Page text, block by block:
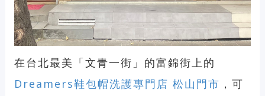
在台北最美「文青一街」的富錦街上的
Dreamers鞋包帽洗護專門店 松山門市 ，可